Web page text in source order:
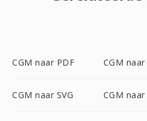
CGM naar PDF CGM naar
CGM naar SVG CGM naar